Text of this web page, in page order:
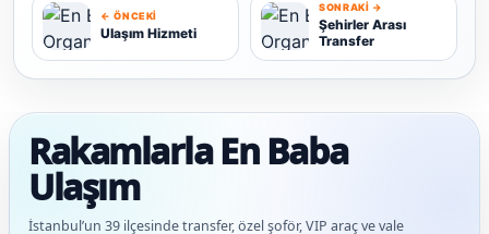
← ÖNCEKI
Ulaşım Hizmeti
SONRAKI →
Şehirler Arası
Transfer
Rakamlarla En Baba
Ulaşım
İstanbul’un 39 ilçesinde transfer, özel şoför, VIP araç ve vale